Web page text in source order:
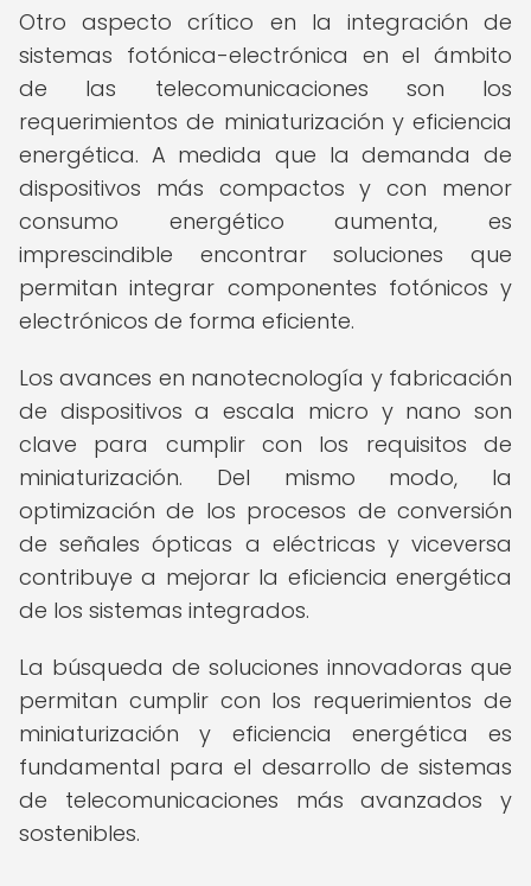
Otro aspecto crítico en la integración de
sistemas fotónica-electrónica en el ámbito
de las telecomunicaciones son los
requerimientos de miniaturización y eficiencia
energética. A medida que la demanda de
dispositivos más compactos y con menor
consumo energético aumenta, es
imprescindible encontrar soluciones que
permitan integrar componentes fotónicos y
electrónicos de forma eficiente.
Los avances en nanotecnología y fabricación
de dispositivos a escala micro y nano son
clave para cumplir con los requisitos de
miniaturización. Del mismo modo, la
optimización de los procesos de conversión
de señales ópticas a eléctricas y viceversa
contribuye a mejorar la eficiencia energética
de los sistemas integrados.
La búsqueda de soluciones innovadoras que
permitan cumplir con los requerimientos de
miniaturización y eficiencia energética es
fundamental para el desarrollo de sistemas
de telecomunicaciones más avanzados y
sostenibles.